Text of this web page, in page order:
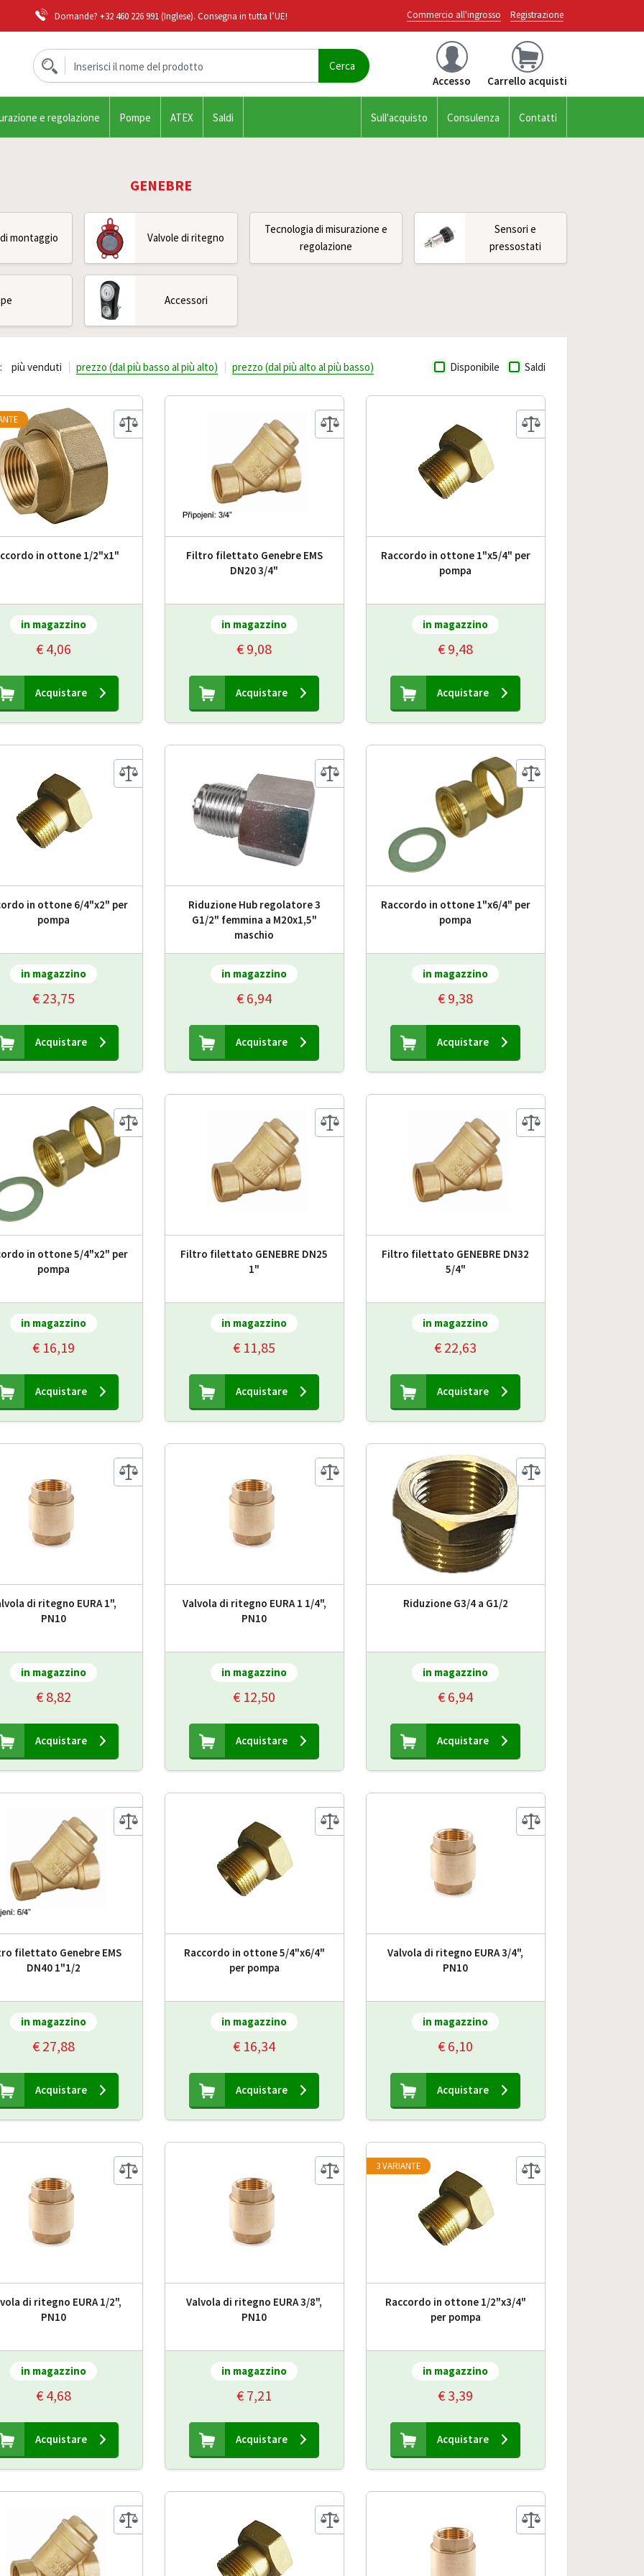
Domande? +32 460 226 991(Inglese). Consegna in tutta l’UE! Commercio all'ingrosso Registrazione
Accesso Carrello acquisti
e regolazione Pompe ATEX Saldi Sull'acquisto Consulenza Contatti
GENEBRE
montaggio Valvole di ritegno
Tecnologia di misurazione e
regolazione
Sensori e
pressostati
Accessori
Disponibile Saldi
più venduti prezzo (dal più basso al più alto) prezzo (dal più alto al più basso)
in ottone 1/2"x1"
in magazzino
€ 4,06
Acquistare
Filtro filettato Genebre EMS
DN20 3/4"
in magazzino
€ 9,08
Acquistare
Raccordo in ottone 1"x5/4" per
pompa
in magazzino
€ 9,48
Acquistare
in ottone 6/4"x2" per
pompa
in magazzino
€ 23,75
Acquistare
Riduzione Hub regolatore 3
G1/2" femmina a M20x1,5"
maschio
in magazzino
€ 6,94
Acquistare
Raccordo in ottone 1"x6/4" per
pompa
in magazzino
€ 9,38
Acquistare
in ottone 5/4"x2" per
pompa
in magazzino
€ 16,19
Acquistare
Filtro filettato GENEBRE DN25
1"
in magazzino
€ 11,85
Acquistare
Filtro filettato GENEBRE DN32
5/4"
in magazzino
€ 22,63
Acquistare
di ritegno EURA 1",
PN10
in magazzino
€ 8,82
Acquistare
Valvola di ritegno EURA 1 1/4",
PN10
in magazzino
€ 12,50
Acquistare
Riduzione G3/4 a G1/2
in magazzino
€ 6,94
Acquistare
filettato Genebre EMS
DN40 1"1/2
in magazzino
€ 27,88
Acquistare
Raccordo in ottone 5/4"x6/4"
per pompa
in magazzino
€ 16,34
Acquistare
Valvola di ritegno EURA 3/4",
PN10
in magazzino
€ 6,10
Acquistare
di ritegno EURA 1/2",
PN10
in magazzino
€ 4,68
Acquistare
Valvola di ritegno EURA 3/8",
PN10
in magazzino
€ 7,21
Acquistare
Raccordo in ottone 1/2"x3/4"
per pompa
in magazzino
€ 3,39
Acquistare
3 VARIANTE